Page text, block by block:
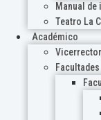
Manual de
Teatro La
Académico
Facultades